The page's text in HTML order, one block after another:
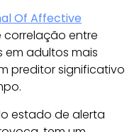
Of Affective
entre
em adultos mais
preditor significativo
estado de alerta